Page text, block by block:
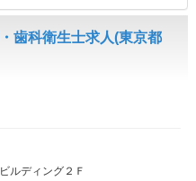
歯科衛生士求人(東京都
ルディング２Ｆ